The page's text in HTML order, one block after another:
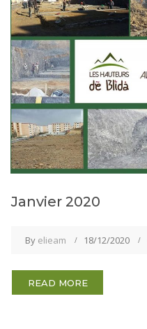
Janvier 2020
By elieam 18/12/2020
READ MORE